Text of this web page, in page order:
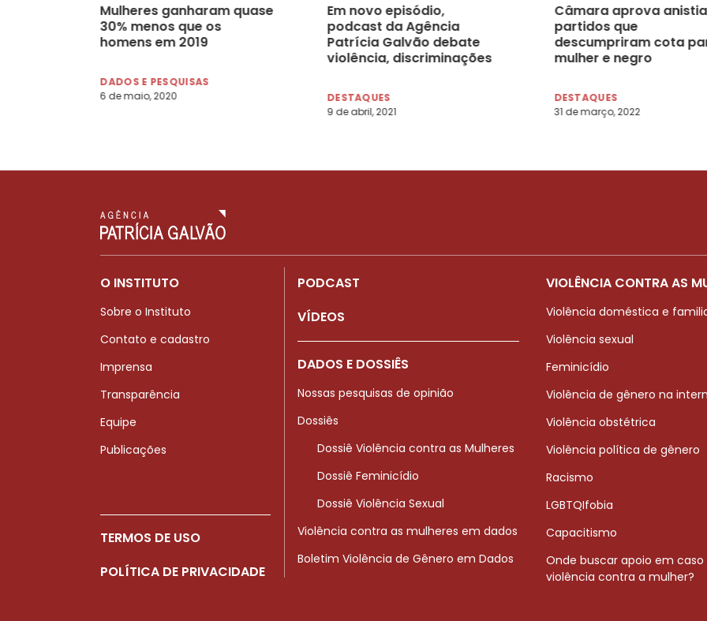
Mulheres ganharam quase
30% menos que os
homens em 2019
DADOS E PESQUISAS
6 de maio, 2020
Em novo episódio,
podcast da Agência
Patrícia Galvão debate
violência, discriminações
DESTAQUES
9 de abril, 2021
Câmara aprova
partidos que
descumpriram cota
mulher e negro
DESTAQUES
31 de março, 2022
O INSTITUTO
Sobre o Instituto
Contato e cadastro
Imprensa
Transparência
Equipe
Publicações
TERMOS DE USO
POLÍTICA DE PRIVACIDADE
PODCAST
VÍDEOS
DADOS E DOSSIÊS
Nossas pesquisas de opinião
Dossiês
Dossiê Violência contra as Mulheres
Dossiê Feminicídio
Dossiê Violência Sexual
Violência contra as mulheres em dados
Boletim Violência de Gênero em Dados
VIOLÊNCIA CONTRA AS
Violência doméstica e
Violência sexual
Feminicídio
Violência de gênero na
Violência obstétrica
Violência política de gênero
Racismo
LGBTQIfobia
Capacitismo
Onde buscar apoio em caso
violência contra a mulher?